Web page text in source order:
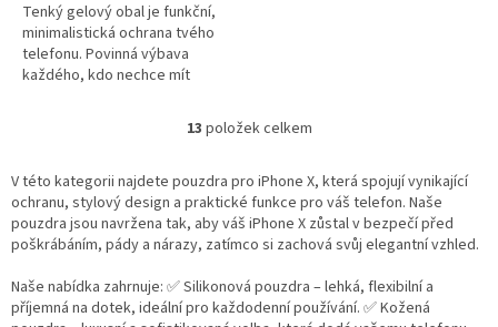
Tenký gelový obal je funkční,
minimalistická ochrana tvého
telefonu. Povinná výbava
každého, kdo nechce mít
O
l
á
d
a
í
p
13 položek celkem
V této kategorii najdete pouzdra pro iPhone X, která spojují vynikající
ochranu, stylový design a praktické funkce pro váš telefon. Naše
pouzdra jsou navržena tak, aby váš iPhone X zůstal v bezpečí před
poškrábáním, pády a nárazy, zatímco si zachová svůj elegantní vzhled.
Naše nabídka zahrnuje: ✅ Silikonová pouzdra – lehká, flexibilní a
příjemná na dotek, ideální pro každodenní používání. ✅ Kožená